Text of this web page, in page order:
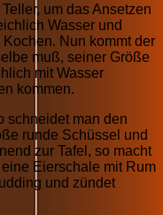
um das Ansetzen
Wasser und
Nun kommt der
muß, seiner Größe
mit Wasser
kommen.
schneidet man den
runde Schüssel und
zur Tafel, so macht
Eierschale mit Rum
und zündet